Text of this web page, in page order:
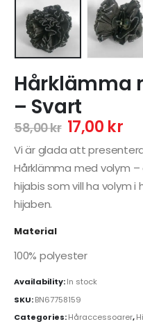
Hårklämma
– Svart
58,00kr 17,00 kr
Vi är glada att
Hårklämma med volym
hijabis som vill ha volym
hijaben.
Material
100% polyester
Availability:In stock
SKU:BN67758159
Categories:Håraccessoarer,